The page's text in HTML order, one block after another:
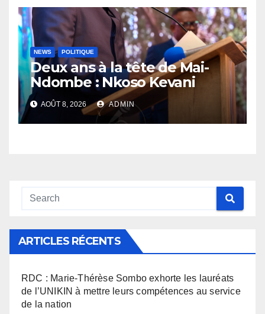
NEWS POLITIQUE
Deux ans à la tête de Mai-
Ndombe : Nkoso Kevani
défend son bilan et fait de la
sécurité sa priorité
AOÛT 8, 2026 ADMIN
ARTICLES RÉCENTS
RDC : Marie-Thérèse Sombo exhorte les lauréats
de l’UNIKIN à mettre leurs compétences au service
de la nation